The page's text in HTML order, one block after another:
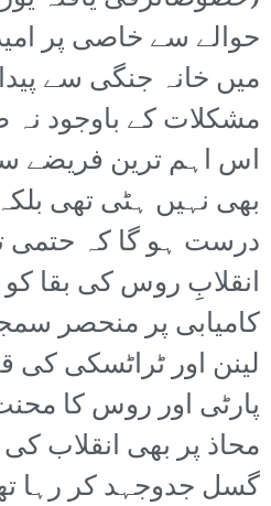
حوالے سے خاصی پر
میں خانہ جنگی سے
مشکلات کے باوجود
اس اہم ترین فریضے
بھی نہیں ہٹی تھی
درست ہو گا کہ حتمی
انقلابِ روس کی بقا
کامیابی پر منحصر
لینن اور ٹراٹسکی کی
پارٹی اور روس کا
محاذ پر بھی انقلاب
گسل جدوجہد کر رہا